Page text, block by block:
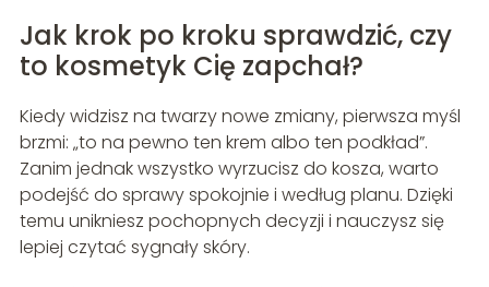
Jak krok po kroku sprawdzić, czy
to kosmetyk Cię zapchał?
Kiedy widzisz na twarzy nowe zmiany, pierwsza myśl
brzmi: „to na pewno ten krem albo ten podkład”.
Zanim jednak wszystko wyrzucisz do kosza, warto
podejść do sprawy spokojnie i według planu. Dzięki
temu unikniesz pochopnych decyzji i nauczysz się
lepiej czytać sygnały skóry.